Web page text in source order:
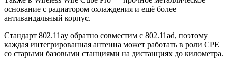
основание с радиатором охлаждения и ещё более
антивандальный корпус.
Стандарт 802.11ay обратно совместим с 802.11ad, поэтому
каждая интегрированная антенна может работать в роли CPE
со старыми базовыми станциями на дистанциях до километра.